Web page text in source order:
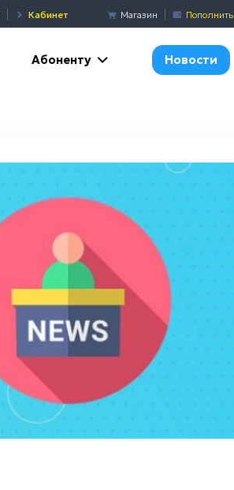
Кабинет Магазин Пополнить
Абоненту Новости